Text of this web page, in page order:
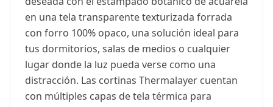
en una tela transparente texturizada forrada
con forro 100% opaco, una solución ideal para
tus dormitorios, salas de medios o cualquier
lugar donde la luz pueda verse como una
distracción. Las cortinas Thermalayer cuentan
con múltiples capas de tela térmica para